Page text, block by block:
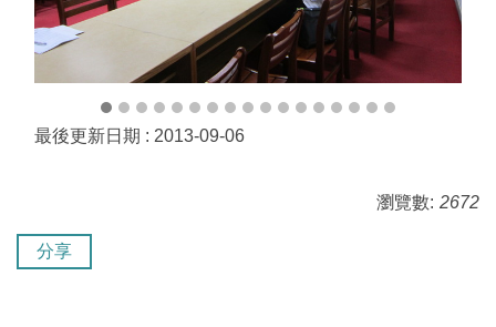
最後更新日期 : 2013-09-06
瀏覽數: 2672
分享